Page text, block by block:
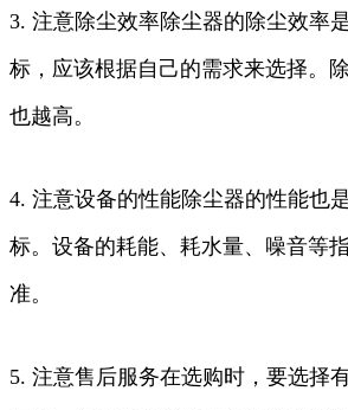
3. 注意除尘效率除尘器的除尘效率
标，应该根据自己的需求来选择。
也越高。
4. 注意设备的性能除尘器的性能也
标。设备的耗能、耗水量、噪音等
准。
5. 注意售后服务在选购时，要选择